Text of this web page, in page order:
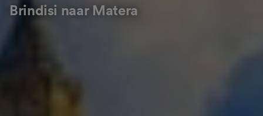
Brindisi naar Matera